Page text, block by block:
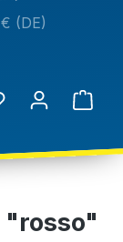
(DE)
"rosso"